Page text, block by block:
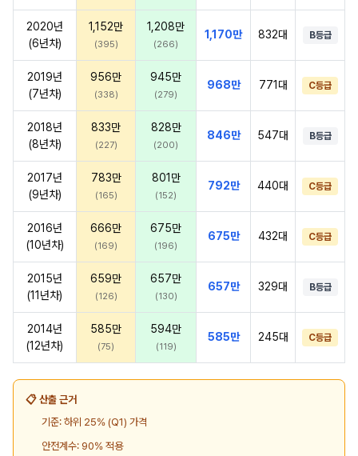
2020년
(6년차)
1,152만
(395)
1,208만
(266)
1,170만 832대 B등급
2019년
(7년차)
956만
(338)
945만
(279)
968만 771대 C등급
2018년
(8년차)
833만
(227)
828만
(200)
846만 547대 B등급
2017년
(9년차)
783만
(165)
801만
(152)
792만 440대 C등급
2016년
(10년차)
666만
(169)
675만
(196)
675만 432대 C등급
2015년
(11년차)
659만
(126)
657만
(130)
657만 329대 B등급
2014년
(12년차)
585만
(75)
594만
(119)
585만 245대 C등급
📋 산출 근거
기준: 하위 25% (Q1) 가격
안전계수: 90% 적용